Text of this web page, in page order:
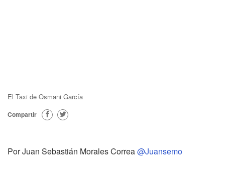
El Taxi de Osmani García
Compartir
Por Juan Sebastián Morales Correa@Juansemo